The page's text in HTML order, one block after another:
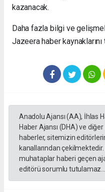
kazanacak.
Daha fazla bilgi ve
Jazeera haber
Anadolu Ajansı (AA), İhlas
Haber Ajansı (DHA) ve
haberler, sitemizin
kanallarından
muhataplar haberi geçen
editörü sorumlu tutulamaz...